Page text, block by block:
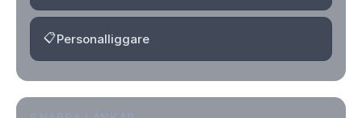
📋Personalliggare